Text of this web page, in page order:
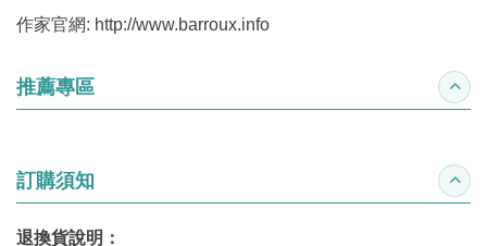
作家官網: http://www.barroux.info
推薦專區 收合
訂購須知 收合
退換貨說明：